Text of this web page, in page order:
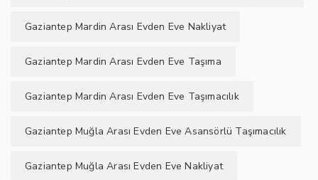
Gaziantep Mardin Arası Evden Eve Nakliyat
Gaziantep Mardin Arası Evden Eve Taşıma
Gaziantep Mardin Arası Evden Eve Taşımacılık
Gaziantep Muğla Arası Evden Eve Asansörlü Taşımacılık
Gaziantep Muğla Arası Evden Eve Nakliyat